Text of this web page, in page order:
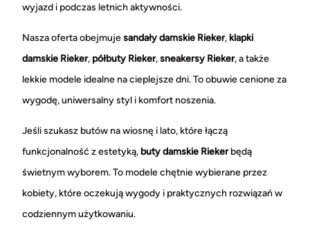
wyjazd i podczas letnich aktywności.
Nasza oferta obejmujesandały damskie Rieker, klapki
damskie Rieker, półbuty Rieker,sneakersy Rieker, a także
lekkie modele idealne na cieplejsze dni. To obuwie cenione za
wygodę, uniwersalny styl i komfort noszenia.
Jeśli szukasz butów na wiosnę i lato, które łączą
funkcjonalność z estetyką, buty damskie Riekerbędą
świetnym wyborem. To modele chętnie wybierane przez
kobiety, które oczekują wygody i praktycznych rozwiązań w
codziennym użytkowaniu.